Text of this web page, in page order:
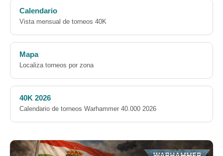
Calendario
Vista mensual de torneos 40K
Mapa
Localiza torneos por zona
40K 2026
Calendario de torneos Warhammer 40.000 2026